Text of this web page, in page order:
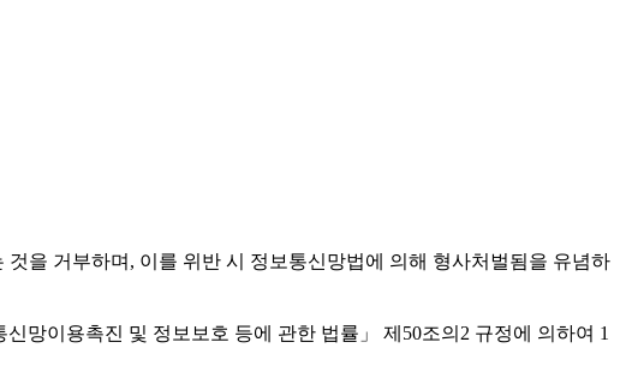
을 거부하며, 이를 위반 시 정보통신망법에 의해 형사처벌됨을 유념하
망이용촉진 및 정보보호 등에 관한 법률」 제50조의2 규정에 의하여 1